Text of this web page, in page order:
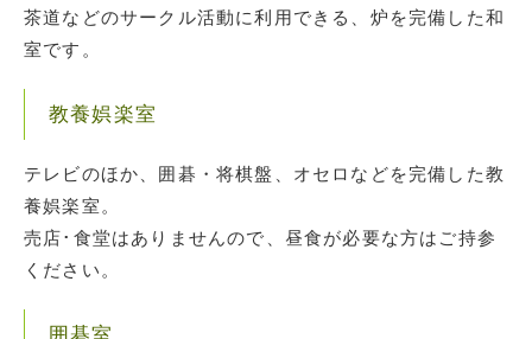
茶道などのサークル活動に利用できる、炉を完備した和
室です。
教養娯楽室
テレビのほか、囲碁・将棋盤、オセロなどを完備した教
養娯楽室。
売店･食堂はありませんので、昼食が必要な方はご持参
ください。
囲碁室